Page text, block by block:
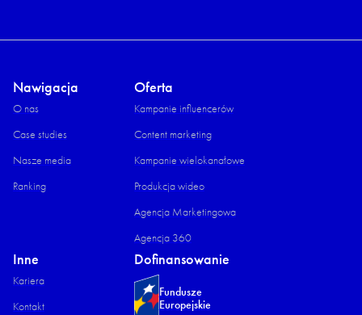
Nawigacja
O nas
Case studies
Nasze media
Ranking
Oferta
Kampanie influencerów
Content marketing
Kampanie wielokanałowe
Produkcja wideo
Agencja Marketingowa
Agencja 360
Inne
Kariera
Kontakt
Dofinansowanie
Fundusze
Europejskie